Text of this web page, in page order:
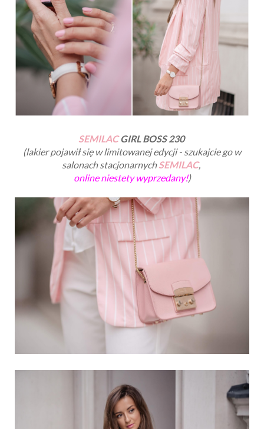
SEMILACGIRL BOSS 230
(lakier pojawił się w limitowanej edycji - szukajcie go w
salonach stacjonarnychSEMILAC,
online niestety wyprzedany!)